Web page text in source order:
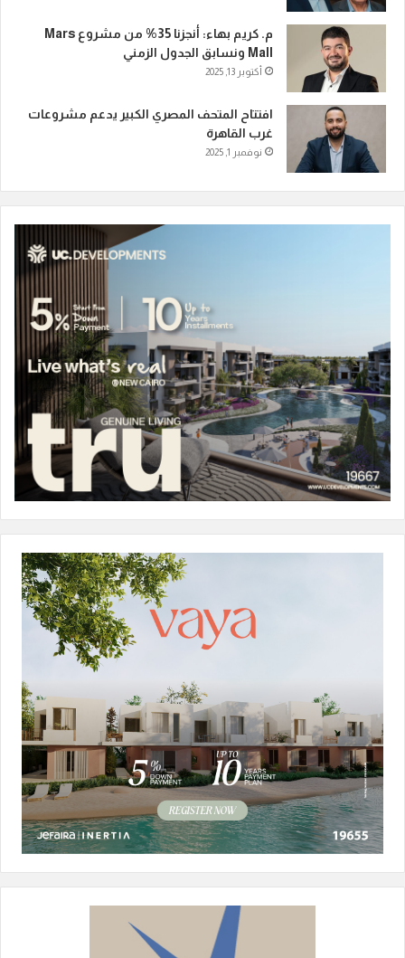
م. كريم بهاء: أنجزنا 35% من مشروع Mars
Mall ونسابق الجدول الزمني
أكتوبر 13, 2025
افتتاح المتحف المصري الكبير يدعم مشروعات
غرب القاهرة
نوفمبر 1, 2025